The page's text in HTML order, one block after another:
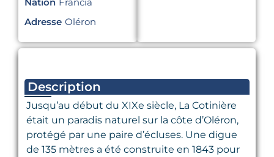
Adresse Oléron
Description
Jusqu’au début du XIXe siècle, La Cotinière
était un paradis naturel sur la côte d’Oléron,
protégé par une paire d’écluses. Une digue
de 135 mètres a été construite en 1843 pour